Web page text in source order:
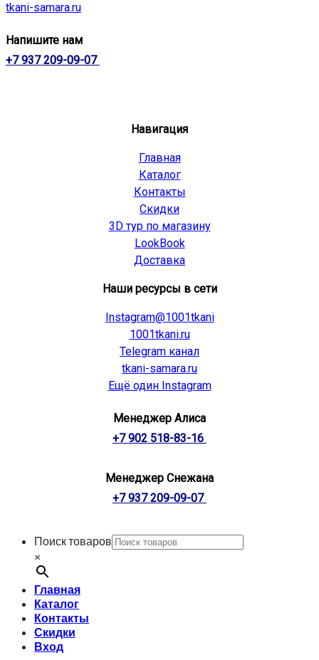
tkani-samara.ru
Напишите нам
+7 937 209-09-07
Навигация
Главная
Каталог
Контакты
Скидки
3D тур по магазину
LookBook
Доставка
Наши ресурсы в сети
Instagram@1001tkani
1001tkani.ru
Telegram канал
tkani-samara.ru
Ещё один Instagram
Менеджер Алиса
+7 902 518-83-16
Менеджер Снежана
+7 937 209-09-07
Поиск товаров
×
Главная
Каталог
Контакты
Скидки
Вход